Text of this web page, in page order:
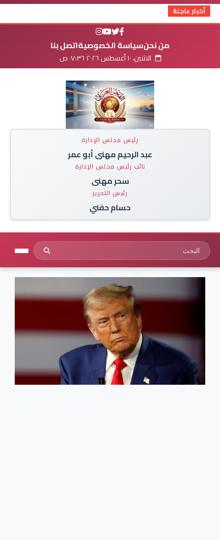
أخبار عاجلة
من نحنسياسة الخصوصيةاتصل بنا
الاثنين، ١٠ أغسطس ٢٠٢٦ ٠٧:٣٦ ص
رئيس مجلس الإدارة
عبد الرحيم مهنى أبو عمر
نائب رئيس مجلس الإدارة
سحر مهنى
رئيس التحرير
حسام حفني